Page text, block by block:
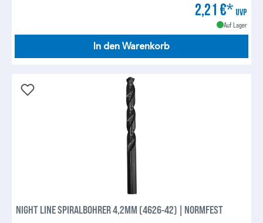
2,21 €* UVP
Auf Lager
In den Warenkorb
NIGHT LINE SPIRALBOHRER 4,2MM (4626-42) | NORMFEST